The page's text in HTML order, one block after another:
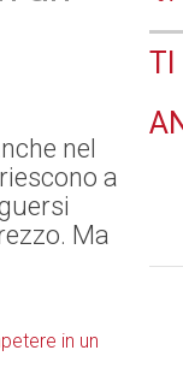
nel
a
Ma
TI